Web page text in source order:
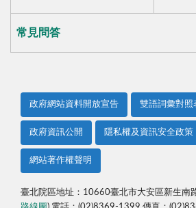
常見問答
政府網站資料開放宣告 雙語詞彙對照
政府資訊公開 隱私權及資訊安全政策
網站著作權聲明
臺北院區地址：10660臺北市大安區新生南